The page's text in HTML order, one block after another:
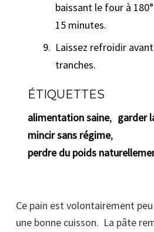
baissant le four à
15 minutes.
Laissez refroidir
tranches.
ÉTIQUETTES
alimentation saine, garder
mincir sans régime,
perdre du poids
Ce pain est volontairement
une bonne cuisson. La pâte